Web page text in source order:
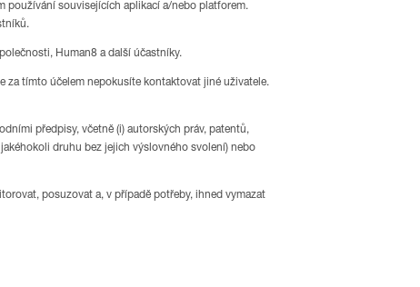
používání souvisejících aplikací a/nebo platforem.
Human8 a další účastníky.
za tímto účelem nepokusíte kontaktovat jiné uživatele.
předpisy, včetně (i) autorských práv, patentů,
druhu bez jejich výslovného svolení) nebo
posuzovat a, v případě potřeby, ihned vymazat